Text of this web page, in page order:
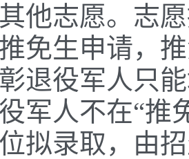
他志愿。志
免生申请，
退役军人只
军人不在“推
拟录取，由